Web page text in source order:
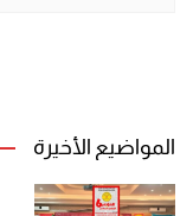
المواضيع الأخيرة